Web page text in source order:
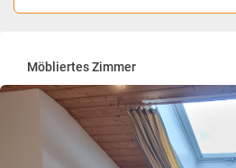
Möbliertes Zimmer